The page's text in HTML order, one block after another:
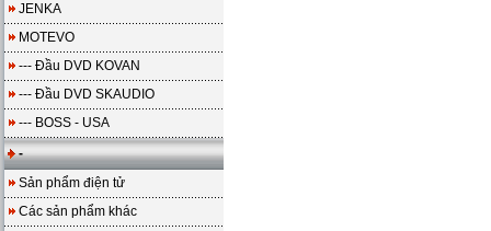
JENKA
MOTEVO
--- Đầu DVD KOVAN
--- Đầu DVD SKAUDIO
--- BOSS - USA
-
Sản phẩm điện tử
Các sản phẩm khác